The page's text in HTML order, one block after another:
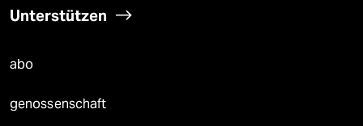
Unterstützen
abo
genossenschaft